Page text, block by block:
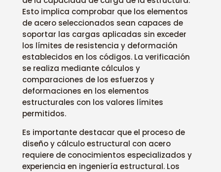
Esto implica comprobar que los elementos
de acero seleccionados sean capaces de
soportar las cargas aplicadas sin exceder
los límites de resistencia y deformación
establecidos en los códigos. La verificación
se realiza mediante cálculos y
comparaciones de los esfuerzos y
deformaciones en los elementos
estructurales con los valores límites
permitidos.
Es importante destacar que el proceso de
diseño y cálculo estructural con acero
requiere de conocimientos especializados y
experiencia en ingeniería estructural. Los